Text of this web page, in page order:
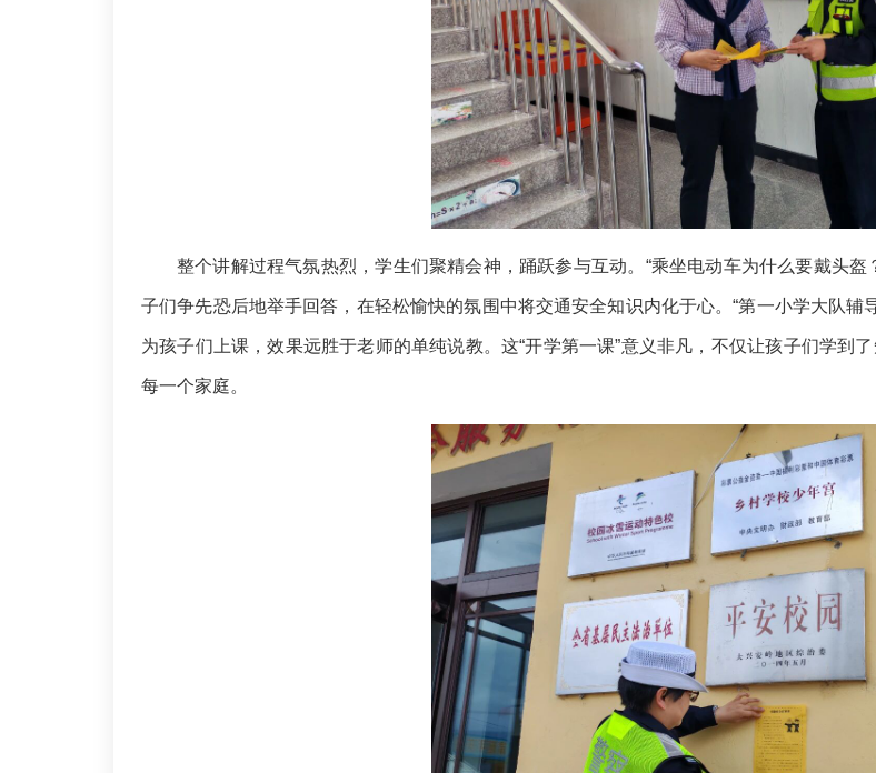
整个讲解过程气氛热烈，学生们聚精会神，踊跃参与互动。“乘坐电动车为什么要戴头
子们争先恐后地举手回答，在轻松愉快的氛围中将交通安全知识内化于心。“第一小学大队辅
为孩子们上课，效果远胜于老师的单纯说教。这“开学第一课”意义非凡，不仅让孩子们学到
每一个家庭。